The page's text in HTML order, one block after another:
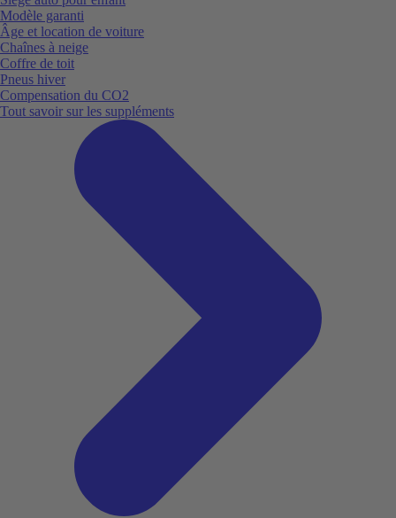
Modèle garanti
Âge et location de voiture
Chaînes à neige
Coffre de toit
Pneus hiver
Compensation du CO2
Tout savoir sur les suppléments